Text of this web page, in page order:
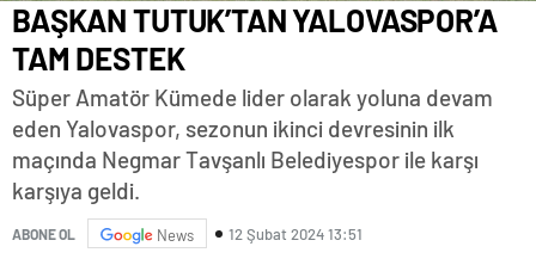
BAŞKAN TUTUK’TAN YALOVASPOR’A
TAM DESTEK
Süper Amatör Kümede lider olarak yoluna devam
eden Yalovaspor, sezonun ikinci devresinin ilk
maçında Negmar Tavşanlı Belediyespor ile karşı
karşıya geldi.
ABONE OL News 12 Şubat 2024 13:51